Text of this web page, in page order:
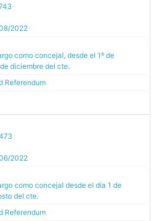
2022
como concejal, desde el 1º de
diciembre del cte.
Referendum
2022
como concejal desde el día 1 de
del cte.
Referendum